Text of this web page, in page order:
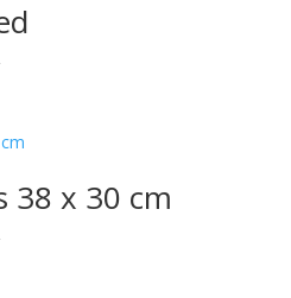
2.700,00 kr
38 x 30 cm